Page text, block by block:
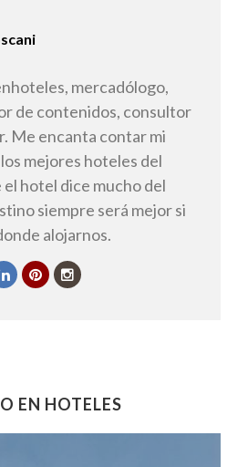
mercadólogo,
de contenidos, consultor
Me encanta contar mi
mejores hoteles del
hotel dice mucho del
siempre será mejor si
alojarnos.
EN HOTELES